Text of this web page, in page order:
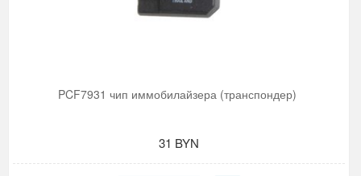
PCF7931 чип иммобилайзера (транспондер)
31 BYN